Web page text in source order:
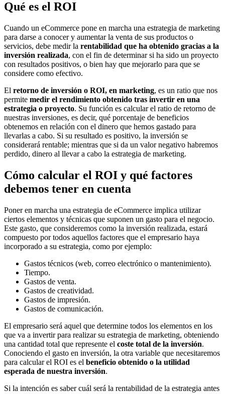
Qué es el ROI
Cuando un eCommerce pone en marcha una estrategia de marketing
para darse a conocer y aumentar la venta de sus productos o
servicios, debe medir la rentabilidad que ha obtenido gracias a la
inversión realizada, con el fin de determinar si ha sido un proyecto
con resultados positivos, o bien hay que mejorarlo para que se
considere como efectivo.
El retorno de inversión o ROI, en marketing, es un ratio que nos
permite medir el rendimiento obtenido tras invertir en una
estrategia o proyecto. Su función es calcular el ratio de retorno de
nuestras inversiones, es decir, qué porcentaje de beneficios
obtenemos en relación con el dinero que hemos gastado para
llevarlas a cabo. Si su resultado es positivo, la inversión se
considerará rentable; mientras que si da un valor negativo habremos
perdido, dinero al llevar a cabo la estrategia de marketing.
Cómo calcular el ROI y qué factores
debemos tener en cuenta
Poner en marcha una estrategia de eCommerce implica utilizar
ciertos elementos y técnicas que suponen un gasto para el negocio.
Este gasto, que consideremos como la inversión realizada, estará
compuesto por todos aquellos factores que el empresario haya
incorporado a su estrategia, como por ejemplo:
Gastos técnicos (web, correo electrónico o mantenimiento).
Tiempo.
Gastos de venta.
Gastos de creatividad.
Gastos de impresión.
Gastos de comunicación.
El empresario será aquel que determine todos los elementos en los
que va a invertir para realizar su estrategia de marketing, obteniendo
una cantidad total que represente el coste total de la inversión.
Conociendo el gasto en inversión, la otra variable que necesitaremos
para calcular el ROI es el beneficio obtenido o la utilidad
esperada de nuestra inversión.
Si la intención es saber cuál será la rentabilidad de la estrategia antes